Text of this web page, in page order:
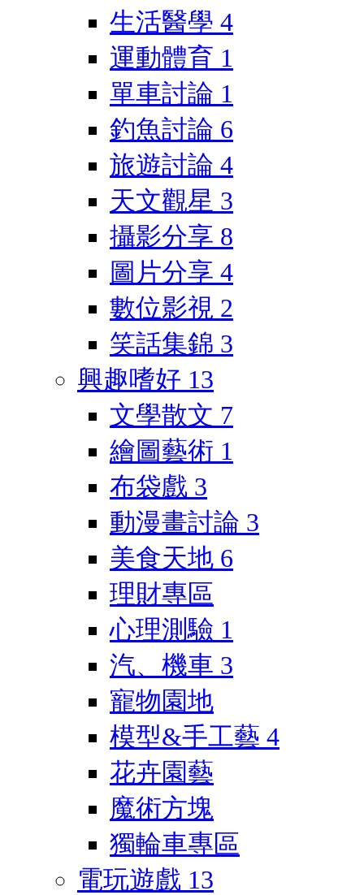
生活醫學 4
運動體育 1
單車討論 1
釣魚討論 6
旅遊討論 4
天文觀星 3
攝影分享 8
圖片分享 4
數位影視 2
笑話集錦 3
興趣嗜好 13
文學散文 7
繪圖藝術 1
布袋戲 3
動漫畫討論 3
美食天地 6
理財專區
心理測驗 1
汽、機車 3
寵物園地
模型&手工藝 4
花卉園藝
魔術方塊
獨輪車專區
電玩遊戲 13